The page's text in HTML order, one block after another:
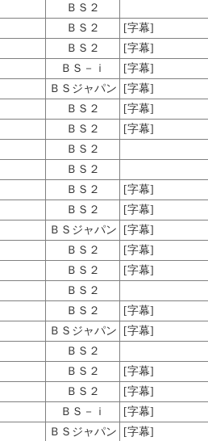
ＢＳ２
ＢＳ２
[字幕]
ＢＳ２
[字幕]
ＢＳ－ｉ
[字幕]
ＢＳジャパン
[字幕]
ＢＳ２
[字幕]
ＢＳ２
[字幕]
ＢＳ２
ＢＳ２
ＢＳ２
[字幕]
ＢＳ２
[字幕]
ＢＳジャパン
[字幕]
ＢＳ２
[字幕]
ＢＳ２
[字幕]
ＢＳ２
ＢＳ２
[字幕]
ＢＳジャパン
[字幕]
ＢＳ２
ＢＳ２
[字幕]
ＢＳ２
[字幕]
ＢＳ－ｉ
[字幕]
ＢＳジャパン
[字幕]